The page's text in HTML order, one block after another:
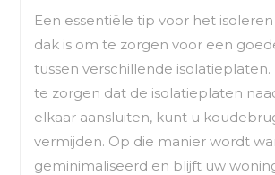
Een essentiële tip voor het
dak is om te zorgen voor een
tussen verschillende
te zorgen dat de isolatieplaten
elkaar aansluiten, kunt u
vermijden. Op die manier wordt
geminimaliseerd en blijft uw